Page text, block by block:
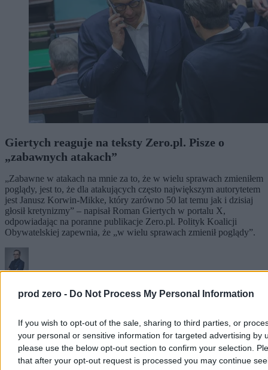
prod zero - Do Not Process My Personal Information
If you wish to opt-out of the sale, sharing to third parties, or
your personal or sensitive information for targeted advertising by
please use the below opt-out section to confirm your selection.
that after your opt-out request is processed you may continue
Giertych reaguje na teksty Zero.pl. Pisze o
„zabawnych atakach”
„Zabawne w atakach na mnie za to, że w wielu sprawach zmieniłem
poglądy, jest to, że dla atakujących często największym autorytetem
jest Janusz Korwin-Mikke, który zarówno 50 lat temu jak i dzisiaj
głosił kretynizmy” – napisał Roman Giertych w portalu X,
odpowiadając na poranne publikacje Zero.pl. Polityk Koalicji
Obywatelskiej zapewnia, że „w wielu sprawach zmienił poglądy”.
Dzisiaj 11:34
4 min
Kraj